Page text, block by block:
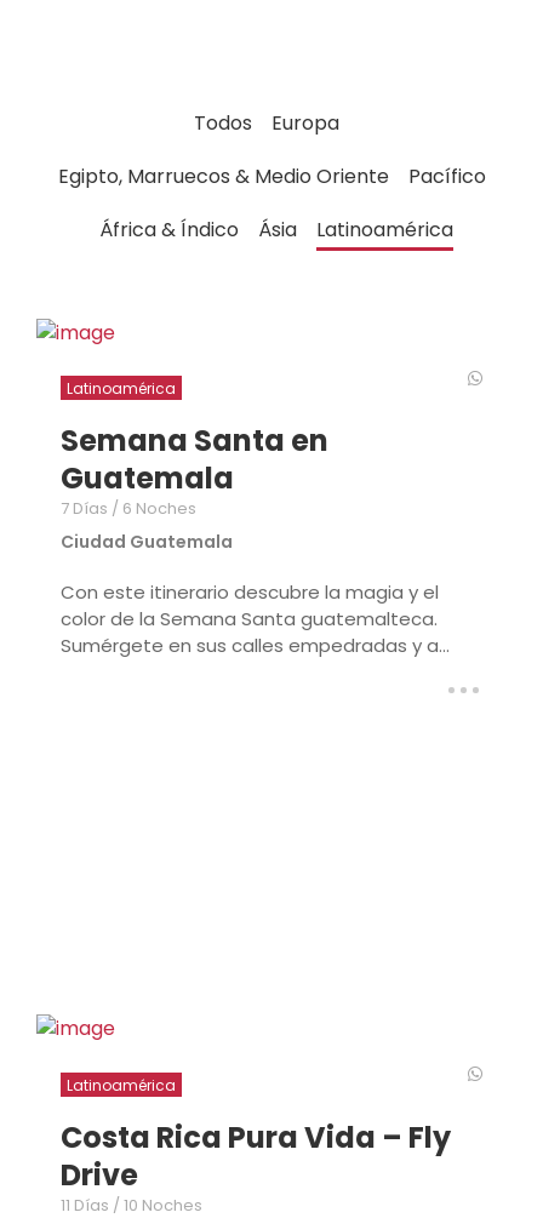
Todos
Europa
Egipto, Marruecos & Medio Oriente
Pacífico
África & Índico
Ásia Latinoamérica
Latinoamérica
Semana Santa en
Guatemala
7 Días / 6 Noches
Ciudad Guatemala
Con este itinerario descubre la magia y el
color de la Semana Santa guatemalteca.
Sumérgete en sus calles empedradas y a...
Latinoamérica
Costa Rica Pura Vida – Fly
Drive
11 Días / 10 Noches